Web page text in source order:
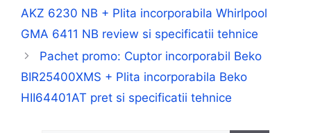
AKZ 6230 NB + Plita incorporabila Whirlpool
GMA 6411 NB review si specificatii tehnice
Pachet promo: Cuptor incorporabil Beko
BIR25400XMS + Plita incorporabila Beko
HII64401AT pret si specificatii tehnice